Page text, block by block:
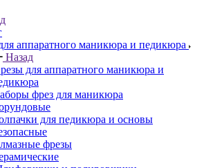
аппаратного маникюра и педикюра
Назад
для аппаратного маникюра и
фрез для маникюра
для педикюра и основы
фрезы